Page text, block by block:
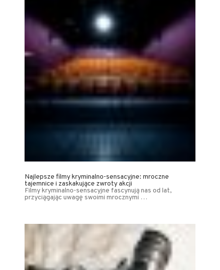
Najlepsze filmy kryminalno-sensacyjne: mroczne
tajemnice i zaskakujące zwroty akcji
Filmy kryminalno-sensacyjne fascynują nas od lat,
przyciągając uwagę swoimi mrocznymi …